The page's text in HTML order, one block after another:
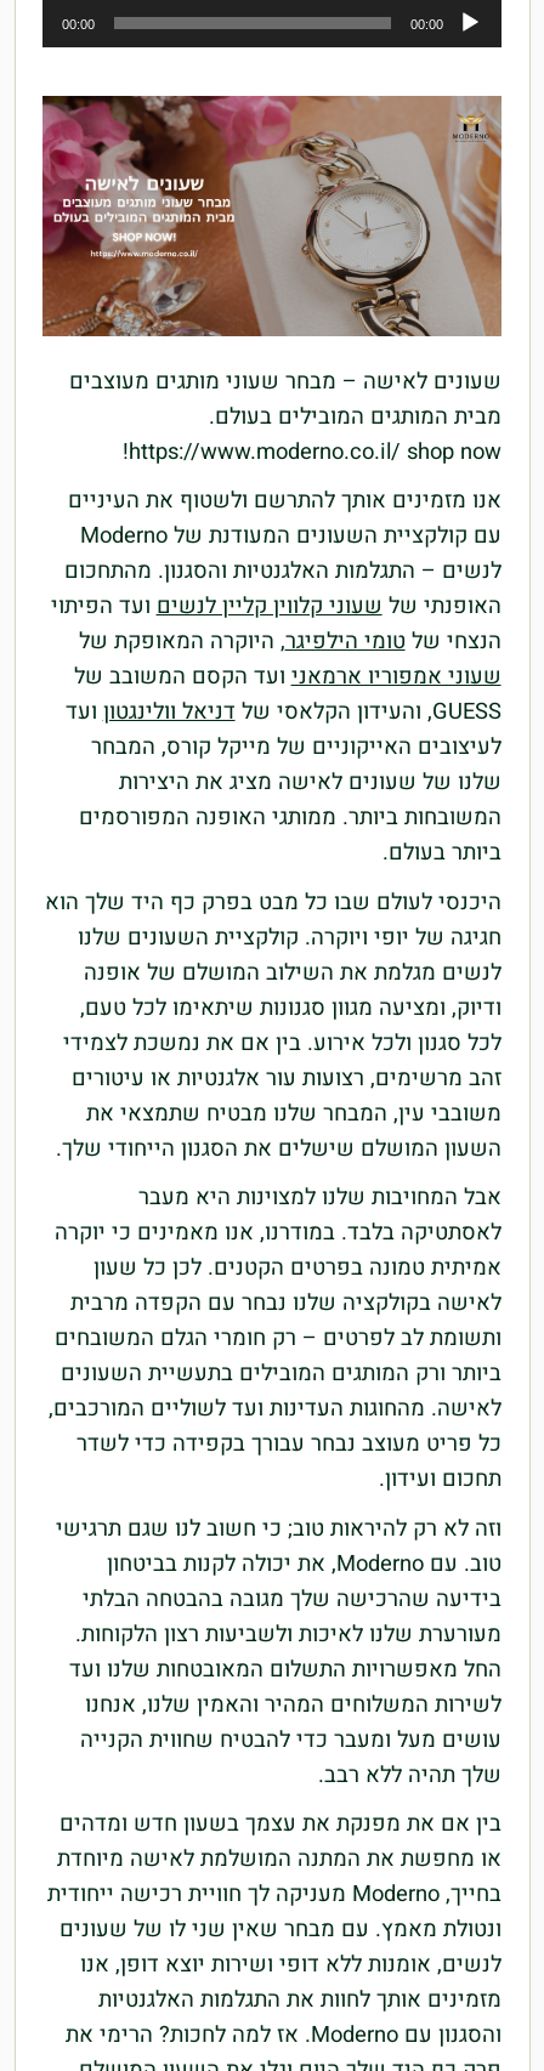
אודיו
00:00
00:00
שעונים לאישה – מבחר שעוני מותגים מעוצבים
מבית המותגים המובילים בעולם.
https://www.moderno.co.il/ shop now!
אנו מזמינים אותך להתרשם ולשטוף את העיניים
עם קולקציית השעונים המעודנת של Moderno
לנשים – התגלמות האלגנטיות והסגנון. מהתחכום
האופנתי שלשעוני קלווין קליין לנשיםועד הפיתוי
הנצחי שלטומי הילפיגר, היוקרה המאופקת של
שעוני אמפוריו ארמאניועד הקסם המשובב של
GUESS, והעידון הקלאסי של
דניאל וולינגטוןועד
לעיצובים האייקוניים של מייקל קורס, המבחר
שלנו של שעונים לאישה מציג את היצירות
המשובחות ביותר. ממותגי האופנה המפורסמים
ביותר בעולם.
היכנסי לעולם שבו כל מבט בפרק כף היד שלך הוא
חגיגה של יופי ויוקרה. קולקציית השעונים שלנו
לנשים מגלמת את השילוב המושלם של אופנה
ודיוק, ומציעה מגוון סגנונות שיתאימו לכל טעם,
לכל סגנון ולכל אירוע. בין אם את נמשכת לצמידי
זהב מרשימים, רצועות עור אלגנטיות או עיטורים
משובבי עין, המבחר שלנו מבטיח שתמצאי את
השעון המושלם שישלים את הסגנון הייחודי שלך.
אבל המחויבות שלנו למצוינות היא מעבר
לאסתטיקה בלבד. במודרנו, אנו מאמינים כי יוקרה
אמיתית טמונה בפרטים הקטנים. לכן כל שעון
לאישה בקולקציה שלנו נבחר עם הקפדה מרבית
ותשומת לב לפרטים – רק חומרי הגלם המשובחים
ביותר ורק המותגים המובילים בתעשיית השעונים
לאישה. מהחוגות העדינות ועד לשוליים המורכבים,
כל פריט מעוצב נבחר עבורך בקפידה כדי לשדר
תחכום ועידון.
וזה לא רק להיראות טוב; כי חשוב לנו שגם תרגישי
טוב. עם Moderno, את יכולה לקנות בביטחון
בידיעה שהרכישה שלך מגובה בהבטחה הבלתי
מעורערת שלנו לאיכות ולשביעות רצון הלקוחות.
החל מאפשרויות התשלום המאובטחות שלנו ועד
לשירות המשלוחים המהיר והאמין שלנו, אנחנו
עושים מעל ומעבר כדי להבטיח שחווית הקנייה
שלך תהיה ללא רבב.
בין אם את מפנקת את עצמך בשעון חדש ומדהים
או מחפשת את המתנה המושלמת לאישה מיוחדת
בחייך, Moderno מעניקה לך חוויית רכישה ייחודית
ונטולת מאמץ. עם מבחר שאין שני לו של שעונים
לנשים, אומנות ללא דופי ושירות יוצא דופן, אנו
מזמינים אותך לחוות את התגלמות האלגנטיות
והסגנון עם Moderno. אז למה לחכות? הרימי את